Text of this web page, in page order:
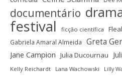
documentário
festival ficção científica
Gabriela Amaral Almeida Greta
Jane Campion Julia Ducournau
Kelly Reichardt Lana Wachowski Lilly